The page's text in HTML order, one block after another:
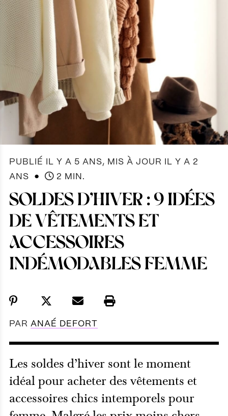
PUBLIÉ IL Y A 5 ANS, MIS À JOUR IL Y A 2
ANS
● 2 MIN.
SOLDES D’HIVER : 9 IDÉES
DE VÊTEMENTS ET
ACCESSOIRES
INDÉMODABLES FEMME
PAR ANAÉ DEFORT
Les soldes d’hiver sont le moment
idéal pour acheter des vêtements et
accessoires chics intemporels pour